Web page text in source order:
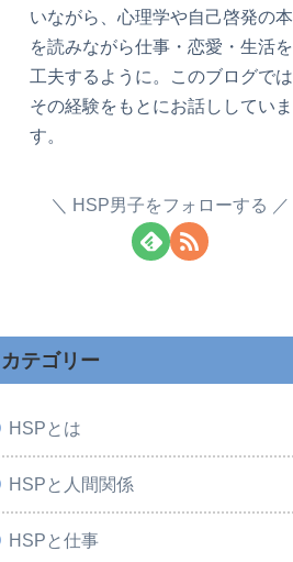
いながら、心理学や自己啓発の本
を読みながら仕事・恋愛・生活を
工夫するように。このブログでは
その経験をもとにお話ししていま
す。
HSP男子をフォローする
カテゴリー
HSPとは
HSPと人間関係
HSPと仕事